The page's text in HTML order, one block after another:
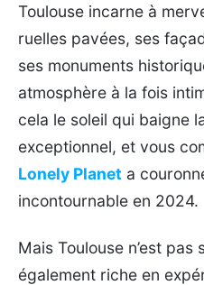
Toulouse incarne à
ruelles pavées, ses
ses monuments
atmosphère à la fois
cela le soleil qui baigne
exceptionnel, et vous
Lonely Planet a
incontournable en 2024.
Mais Toulouse n’est
également riche en